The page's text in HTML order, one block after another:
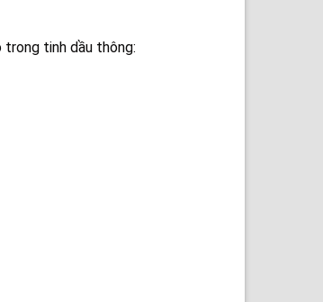
trong tinh dầu thông: